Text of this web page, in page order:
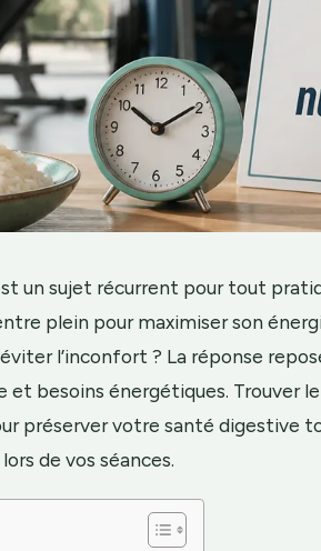
un sujet récurrent pour tout
plein pour maximiser son
l’inconfort ? La réponse
besoins énergétiques. Trouver
préserver votre santé digestive
de vos séances.